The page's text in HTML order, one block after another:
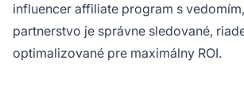
influencer affiliate program s
partnerstvo je správne sledované,
optimalizované pre maximálny ROI.